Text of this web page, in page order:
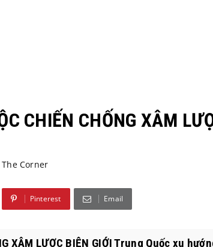
CHIẾN CHỐNG XÂM
The Corner
Pinterest Email
XÂM LƯỢC BIÊN GIỚI Trung Quốc xu